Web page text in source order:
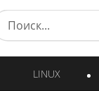
LINUX